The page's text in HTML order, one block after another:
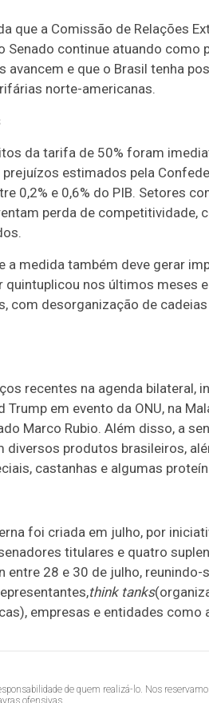
que a Comissão de Relações
Senado continue atuando como
avancem e que o Brasil tenha
norte-americanas.
da tarifa de 50% foram
estimados pela
0,2% e 0,6% do PIB. Setores
perda de competitividade,
a medida também deve gerar
nos últimos meses
com desorganização de
recentes na agenda bilateral,
Trump em evento da ONU, na
Marco Rubio. Além disso, a
diversos produtos brasileiros,
castanhas e algumas
foi criada em julho, por
titulares e quatro
entre 28 e 30 de julho,
think tanks
empresas e entidades como
de quem realizá-lo. Nos
ofensivas.